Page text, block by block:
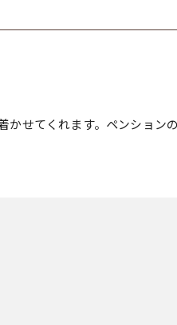
せてくれます。ペンション